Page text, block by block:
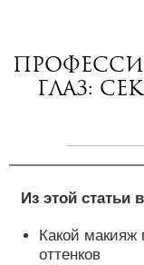
глаз:
Из этой статьи
Какой макияж
оттенков